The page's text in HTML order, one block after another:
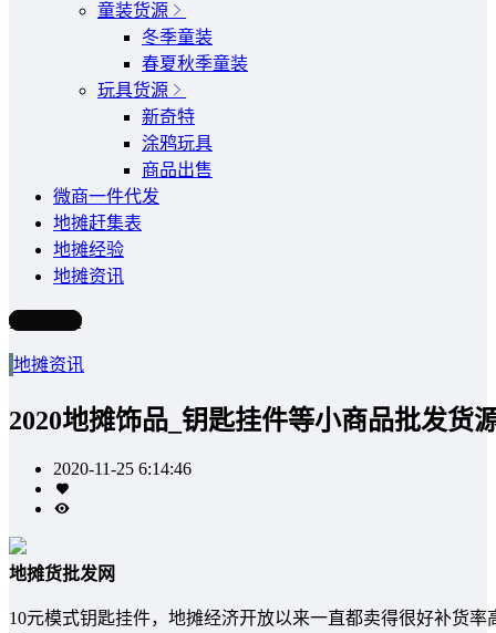
童装货源
冬季童装
春夏秋季童装
玩具货源
新奇特
涂鸦玩具
商品出售
微商一件代发
地摊赶集表
地摊经验
地摊资讯
写文章
地摊资讯
2020地摊饰品_钥匙挂件等小商品批发货
2020-11-25 6:14:46
地摊货批发网
10元模式钥匙挂件，地摊经济开放以来一直都卖得很好补货